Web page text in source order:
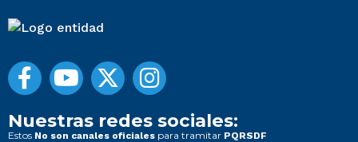
Nuestras redes sociales:
Estos No son canales oficiales para tramitar PQRSDF